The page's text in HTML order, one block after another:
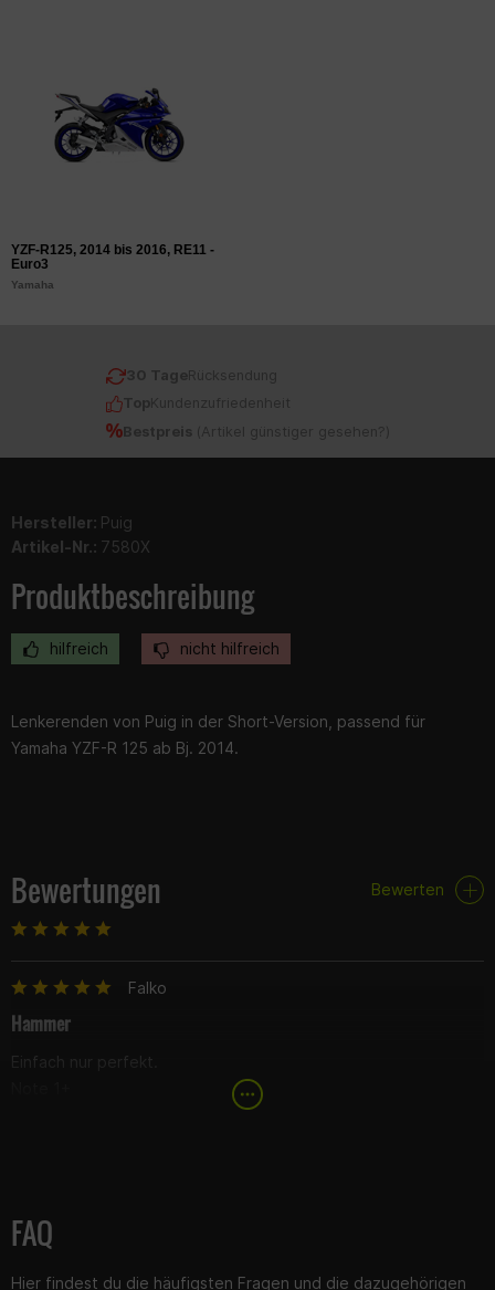
YZF-R125, 2014 bis 2016, RE11 -
Euro3
Yamaha
30 TageRücksendung
TopKundenzufriedenheit
Bestpreis ( Artikel günstiger gesehen? )
Hersteller: Puig
Artikel-Nr.: 7580X
Produktbeschreibung
hilfreich nicht hilfreich
Lenkerenden von Puig in der Short-Version, passend für
Yamaha YZF-R 125 ab Bj. 2014.
Bewertungen Bewerten
Falko
Hammer
Einfach nur perfekt.
FAQ
Hier findest du die häufigsten Fragen und die dazugehörigen